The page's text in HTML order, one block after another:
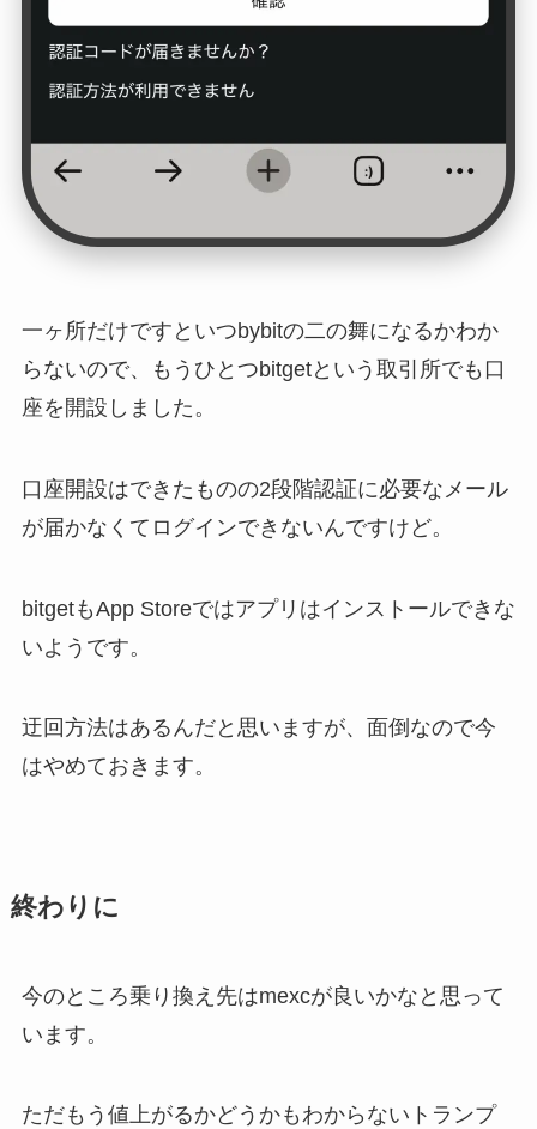
一ヶ所だけですといつbybitの二の舞になるかわか
らないので、もうひとつbitgetという取引所でも口
座を開設しました。
口座開設はできたものの2段階認証に必要なメール
が届かなくてログインできないんですけど。
bitgetもApp Storeではアプリはインストールできな
いようです。
迂回方法はあるんだと思いますが、面倒なので今
はやめておきます。
終わりに
今のところ乗り換え先はmexcが良いかなと思って
います。
ただもう値上がるかどうかもわからないトランプ